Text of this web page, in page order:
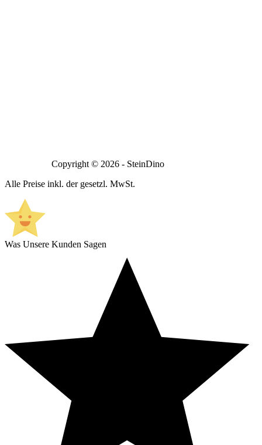
Copyright © 2026 - SteinDino
Alle Preise inkl. der gesetzl. MwSt.
Was Unsere Kunden Sagen